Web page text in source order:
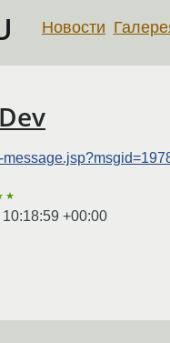
Новости
+00:00